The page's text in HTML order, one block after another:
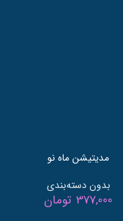
مدیتیشن ماه نو
بدون دسته‌بندی
377,000 تومان